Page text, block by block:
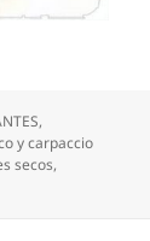
,
y carpaccio
secos,
marinada